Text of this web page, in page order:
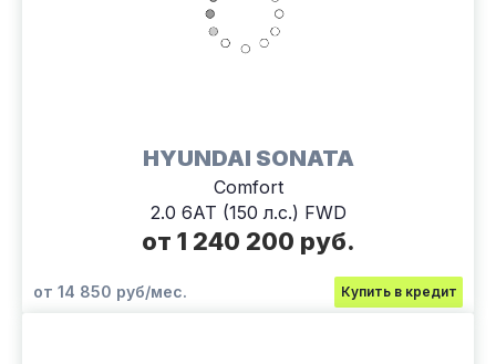
HYUNDAI SONATA
Comfort
2.0 6АТ (150 л.с.) FWD
от 1 240 200 руб.
от 14 850 руб/мес. Купить в кредит